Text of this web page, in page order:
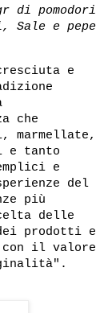
di pomodori
Sale e pepe
e
che
marmellate,
e tanto
e
del
più
delle
prodotti e
con il valore